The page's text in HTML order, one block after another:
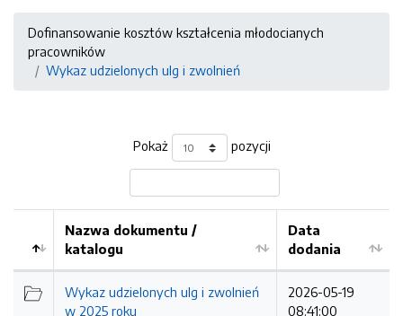
Dofinansowanie kosztów kształcenia młodocianych
pracowników
Wykaz udzielonych ulg i zwolnień
Pokaż pozycji
Kolejność
Nazwa dokumentu /
katalogu
Data
dodania
Wykaz udzielonych ulg i zwolnień
w 2025 roku
2026-05-19
08:41:00